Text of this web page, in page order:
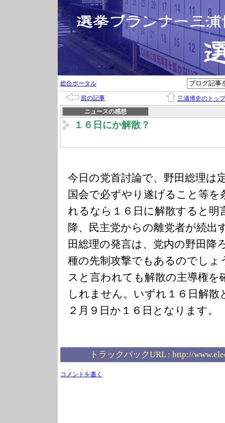
総合ポータル
前の記事
三浦博史のトップ
ニュースの感想
１６日にか解散？
今日の党首討論で、野田総理は
国会で必ずやり遂げること等を
れるなら１６日に解散すると明
降、民主党からの離党者が続出
田総理の発言は、党内の野田降
種の先制攻撃でもあるのでしょ
スと言われても解散の主導権を
しれません。いずれ１６日解散
２月９日か１６日となります。
トラックバックURL : http://
コメントを書く